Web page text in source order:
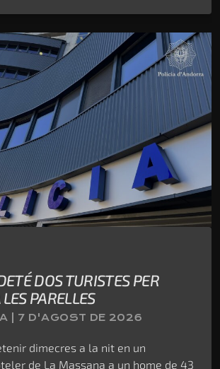
DOS TURISTES PER
PARELLES
| 7 D'AGOST DE 2026
dimecres a la nit en un
de La Massana a un home de 43